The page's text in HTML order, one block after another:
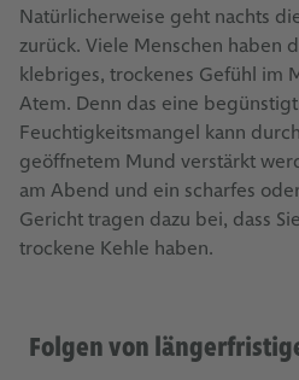
Natürlicherweise geht nachts
zurück. Viele Menschen haben
klebriges, trockenes Gefühl im
Atem. Denn das eine
Feuchtigkeitsmangel kann
geöffnetem Mund verstärkt
am Abend und ein scharfes
Gericht tragen dazu bei, dass
trockene Kehle haben.
Folgen von